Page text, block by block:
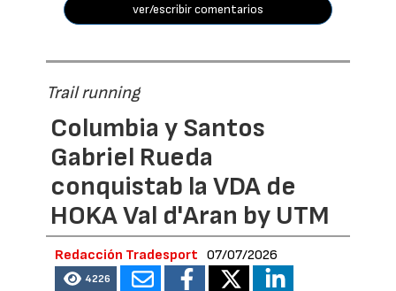
ver/escribir comentarios
Trail running
Columbia y Santos
Gabriel Rueda
conquistab la VDA de
HOKA Val d'Aran by UTM
Redacción Tradesport 07/07/2026
4226